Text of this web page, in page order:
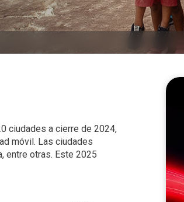
ciudades a cierre de 2024,
móvil. Las ciudades
entre otras. Este 2025